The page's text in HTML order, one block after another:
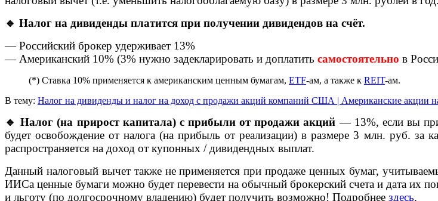
🔹 Налог на дивиденды платится при получении дивидендов на счёт.
— Российский брокер удерживает 13%
— Американский 10% (3% нужно задекларировать и доплатить самостоятельно в
(*) Ставка 10% применяется к американским ценным бумагам, ETF-ам, а также к REIT-ам.
В тему: Налог на дивиденды и налог на доход с продажи акций компаний США | Американские акции
🔹 Налог (на прирост капитала) с прибыли от продажи акций — 13%, если вы
будет освобождение от налога (на прибыль от реализации) в размере 3 млн. руб.
распространяется на доход от купонных / дивидендных выплат.
Данный налоговый вычет также не применяется при продаже ценных бумаг,
ИИСа ценные бумаги можно будет перевести на обычный брокерский счета и дата их
и льготу (по долгосрочному владению) будет получить возможно! Подробнее здесь.